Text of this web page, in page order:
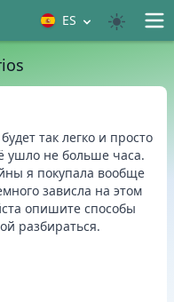
ES
так легко и просто
ушло не больше часа.
я покупала вообще
зависла на этом
опишите способы
разбираться.